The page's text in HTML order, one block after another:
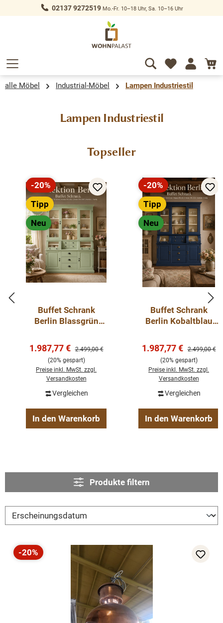
springen 02137 9272519Mo.-Fr. 10–18 Uhr, Sa. 10–16 Uhr
alle Möbel Industrial-Möbel Lampen Industriestil
Lampen Industriestil
Produktgalerie überspringen
Topseller
Rabatt
-20%
Tipp
Neu
Buffet Schrank
Berlin Blassgrün
Landhausstil Kopie
Verkaufspreis:
1.987,77 € Regulärer Preis:
2.499,00 €
(20% gespart)
Preise inkl. MwSt. zzgl.
Versandkosten
Vergleichen
In den Warenkorb
Rabatt
-20%
Tipp
Neu
Buffet Schrank
Berlin Kobaltblau
Landhausstil
Verkaufspreis:
1.987,77 € Regulärer
2.499,00 €
(20% gespart)
Preise inkl. MwSt. zzgl.
Versandkosten
Vergleichen
In den Warenkorb
Produkte filtern
Rabatt
-20%